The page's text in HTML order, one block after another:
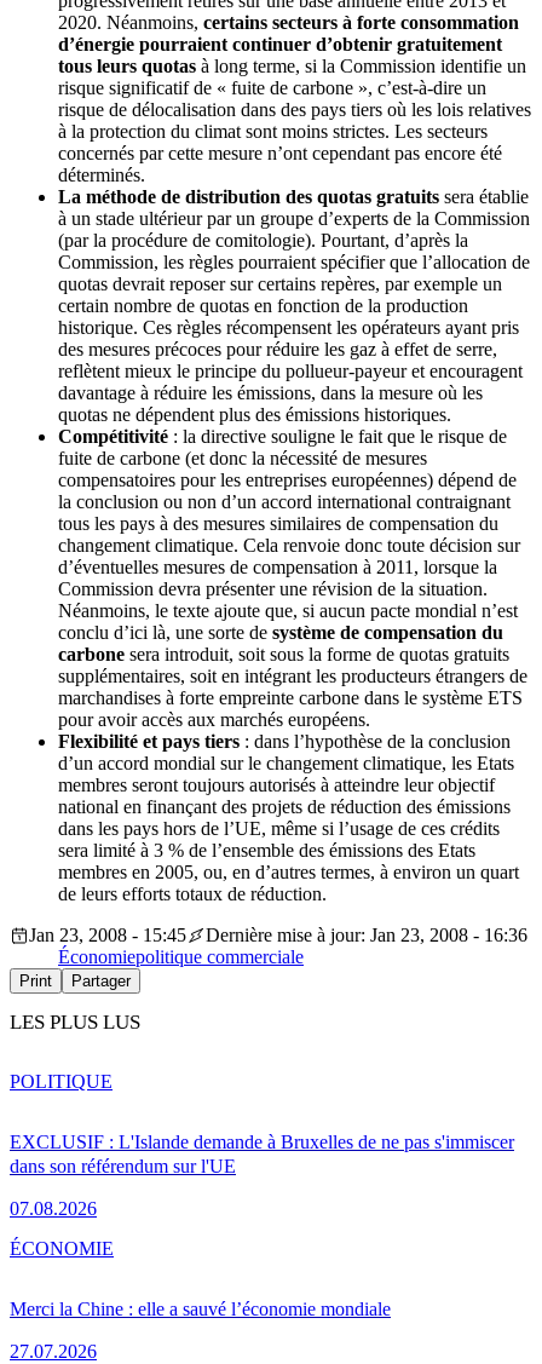
2020. Néanmoins, certains secteurs à forte consommation
d’énergie pourraient continuer d’obtenir gratuitement
tous leurs quotas à long terme, si la Commission identifie un
risque significatif de « fuite de carbone », c’est-à-dire un
risque de délocalisation dans des pays tiers où les lois relatives
à la protection du climat sont moins strictes. Les secteurs
concernés par cette mesure n’ont cependant pas encore été
déterminés.
La méthode de distribution des quotas gratuits sera établie
à un stade ultérieur par un groupe d’experts de la Commission
(par la procédure de comitologie). Pourtant, d’après la
Commission, les règles pourraient spécifier que l’allocation de
quotas devrait reposer sur certains repères, par exemple un
certain nombre de quotas en fonction de la production
historique. Ces règles récompensent les opérateurs ayant pris
des mesures précoces pour réduire les gaz à effet de serre,
reflètent mieux le principe du pollueur-payeur et encouragent
davantage à réduire les émissions, dans la mesure où les
quotas ne dépendent plus des émissions historiques.
Compétitivité : la directive souligne le fait que le risque de
fuite de carbone (et donc la nécessité de mesures
compensatoires pour les entreprises européennes) dépend de
la conclusion ou non d’un accord international contraignant
tous les pays à des mesures similaires de compensation du
changement climatique. Cela renvoie donc toute décision sur
d’éventuelles mesures de compensation à 2011, lorsque la
Commission devra présenter une révision de la situation.
Néanmoins, le texte ajoute que, si aucun pacte mondial n’est
conclu d’ici là, une sorte de système de compensation du
carbone sera introduit, soit sous la forme de quotas gratuits
supplémentaires, soit en intégrant les producteurs étrangers de
marchandises à forte empreinte carbone dans le système ETS
pour avoir accès aux marchés européens.
Flexibilité et pays tiers : dans l’hypothèse de la conclusion
d’un accord mondial sur le changement climatique, les Etats
membres seront toujours autorisés à atteindre leur objectif
national en finançant des projets de réduction des émissions
dans les pays hors de l’UE, même si l’usage de ces crédits
sera limité à 3 % de l’ensemble des émissions des Etats
membres en 2005, ou, en d’autres termes, à environ un quart
de leurs efforts totaux de réduction.
Jan 23, 2008 - 15:45
Dernière mise à jour: Jan 23, 2008 - 16:36
Économiepolitique commerciale
Print Partager
LES PLUS LUS
EXCLUSIF : L'Islande demande à Bruxelles de ne pas s'immiscer
dans son référendum sur l'UE
07.08.2026
POLITIQUE
Merci la Chine : elle a sauvé l’économie mondiale
27.07.2026
ÉCONOMIE